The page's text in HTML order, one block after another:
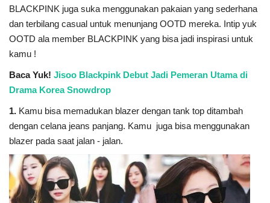
BLACKPINK juga suka menggunakan pakaian yang sederhana
dan terbilang casual untuk menunjang OOTD mereka. Intip yuk
OOTD ala member BLACKPINK yang bisa jadi inspirasi untuk
kamu !
Baca Yuk! Jisoo Blackpink Debut Jadi Pemeran Utama di
Drama Korea Snowdrop
1. Kamu bisa memadukan blazer dengan tank top ditambah
dengan celana jeans panjang. Kamu juga bisa menggunakan
blazer pada saat jalan - jalan.